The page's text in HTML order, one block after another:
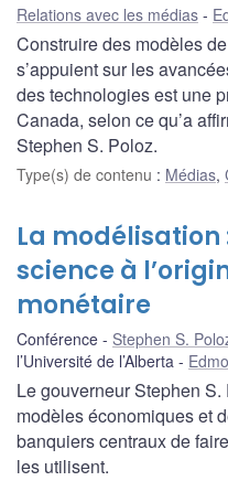
Relations avec les médias
Construire des modèles
s’appuient sur les
des technologies est une
Canada, selon ce qu’a
Stephen S. Poloz.
Type(s) de contenu : Médias,
La modélisation
science à
monétaire
Conférence Stephen S.
l’Université de l’Alberta
Le gouverneur Stephen
modèles économiques et
banquiers centraux de
les utilisent.